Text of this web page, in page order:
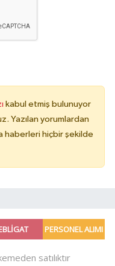
kabul etmiş bulunuyor
Yazılan yorumlardan
haberleri hiçbir şekilde